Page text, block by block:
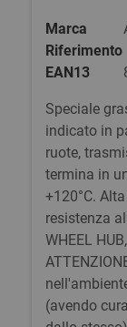
Marca
Riferimento
EAN13
Speciale
indicato in
ruote,
termina in
+120°C.
resistenza
WHEEL
(avendo